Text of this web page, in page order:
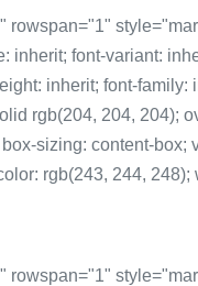
rowspan="1"
inherit; font-variant:
inherit; font-family:
rgb(204, 204, 204);
sizing: content-box;
rgb(243, 244, 248);
rowspan="1"